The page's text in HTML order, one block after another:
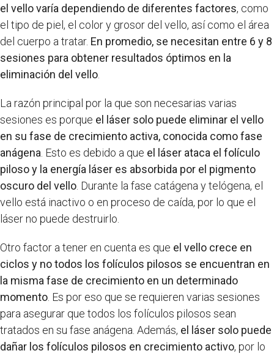
el vello varía dependiendo de diferentes factores, como
el tipo de piel, el color y grosor del vello, así como el área
del cuerpo a tratar. En promedio, se necesitan entre 6 y 8
sesiones para obtener resultados óptimos en la
eliminación del vello.
La razón principal por la que son necesarias varias
sesiones es porque el láser solo puede eliminar el vello
en su fase de crecimiento activa, conocida como fase
anágena. Esto es debido a que el láser ataca el folículo
piloso y la energía láser es absorbida por el pigmento
oscuro del vello. Durante la fase catágena y telógena, el
vello está inactivo o en proceso de caída, por lo que el
láser no puede destruirlo.
Otro factor a tener en cuenta es que el vello crece en
ciclos y no todos los folículos pilosos se encuentran en
la misma fase de crecimiento en un determinado
momento. Es por eso que se requieren varias sesiones
para asegurar que todos los folículos pilosos sean
tratados en su fase anágena. Además, el láser solo puede
dañar los folículos pilosos en crecimiento activo, por lo